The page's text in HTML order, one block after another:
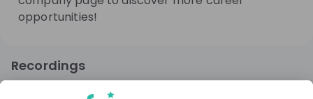
opportunities!
Recordings
8 months ago